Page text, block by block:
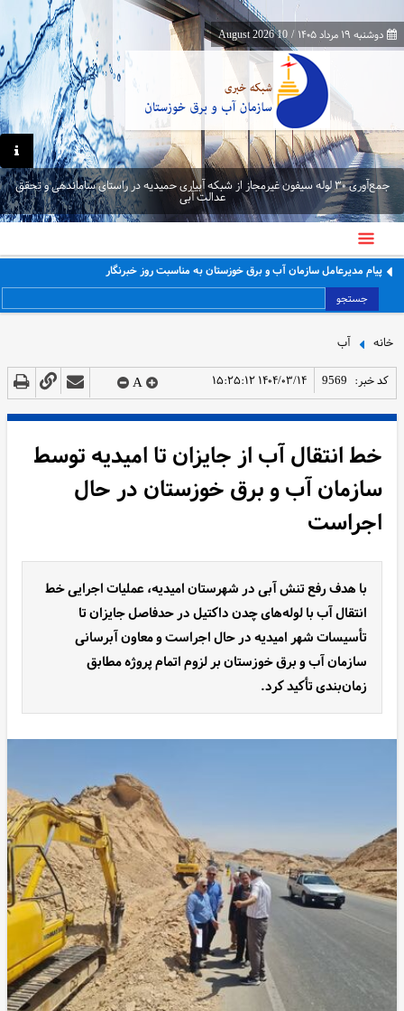
دوشنبه ۱۹ مرداد ۱۴۰۵ /
10 August 2026
جمع‌آوری ۳۰ لوله سیفون غیرمجاز از شبکه آبیاری حمیدیه در راستای ساماندهی و تحقق
عدالت آبی
پیام مدیرعامل سازمان آب و برق خوزستان به مناسبت روز خبرنگار
جستجو
خانه آب
کد خبر: 9569 ۱۴۰۴/۰۳/۱۴ ۱۵:۲۵:۱۲ A
خط انتقال آب از جایزان تا امیدیه توسط
سازمان آب و برق خوزستان در حال
اجراست
با هدف رفع تنش آبی در شهرستان امیدیه، عملیات اجرایی خط
انتقال آب با لوله‌های چدن داکتیل در حدفاصل جایزان تا
تأسیسات شهر امیدیه در حال اجراست و معاون آبرسانی
سازمان آب و برق خوزستان بر لزوم اتمام پروژه مطابق
زمان‌بندی تأکید کرد.